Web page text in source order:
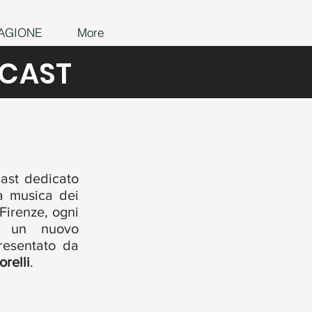
More
dedicato
musica dei
ogni
un nuovo
da
.